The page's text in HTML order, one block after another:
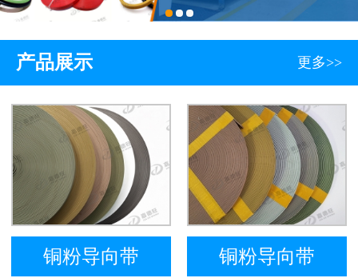
产品展示 更多>>
铜粉导向带 铜粉导向带